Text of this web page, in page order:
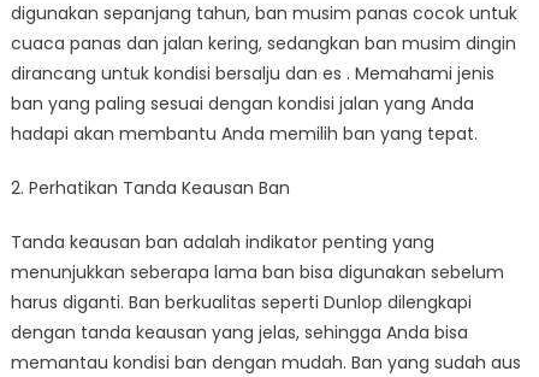
digunakan sepanjang tahun, ban musim panas cocok untuk
cuaca panas dan jalan kering, sedangkan ban musim dingin
dirancang untuk kondisi bersalju dan es . Memahami jenis
ban yang paling sesuai dengan kondisi jalan yang Anda
hadapi akan membantu Anda memilih ban yang tepat.
2. Perhatikan Tanda Keausan Ban
Tanda keausan ban adalah indikator penting yang
menunjukkan seberapa lama ban bisa digunakan sebelum
harus diganti. Ban berkualitas seperti Dunlop dilengkapi
dengan tanda keausan yang jelas, sehingga Anda bisa
memantau kondisi ban dengan mudah. Ban yang sudah aus